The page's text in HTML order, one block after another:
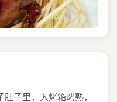
⼦⾥，⼊烤箱烤熟，